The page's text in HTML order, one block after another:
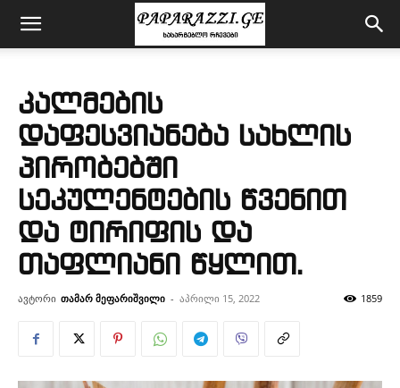
კალმების
დაფესვიანება სახლის
პირობებში
სეკულენტების წვენით
და ტირიფის და
თაფლიანი წყლით.
ავტორი თამარ მეფარიშვილი - აპრილი 15, 2022 1859